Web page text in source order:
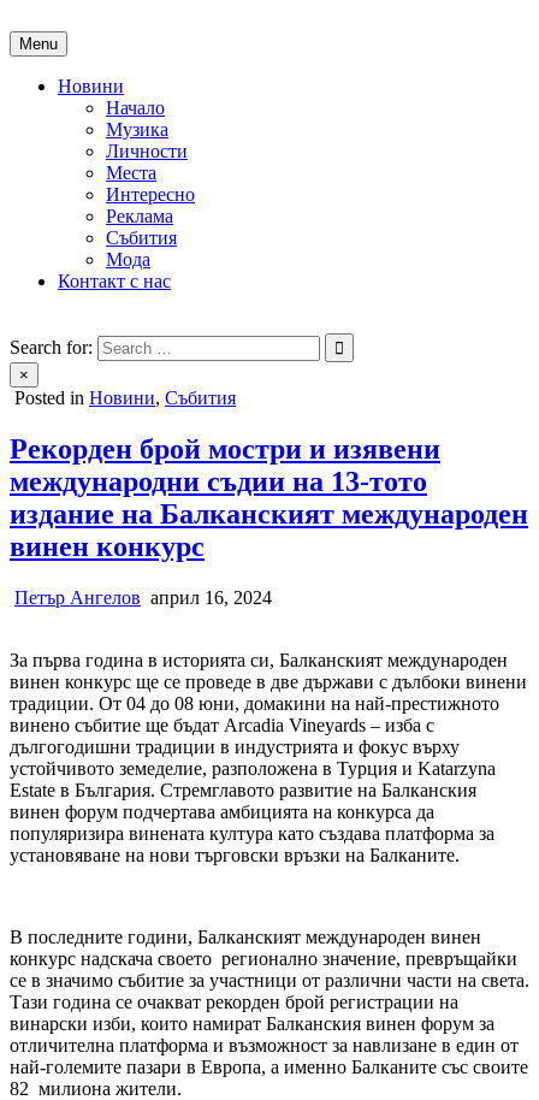
to
content
Menu
Новини
Начало
Музика
Личности
Места
Интересно
Реклама
Събития
Мода
Контакт с нас
People of Bulgaria
За хората на България
Search for:
×
Posted in Новини, Събития
Рекорден брой мостри и изявени
международни съдии на 13-тото
издание на Балканският международен
винен конкурс
Петър Ангелов април 16, 2024
За първа година в историята си, Балканският международен
винен конкурс ще се проведе в две държави с дълбоки винени
традиции. От 04 до 08 юни, домакини на най-престижното
винено събитие ще бъдат Arcadia Vineyards – изба с
дългогодишни традиции в индустрията и фокус върху
устойчивото земеделие, разположена в Турция и Katarzyna
Estate в България. Стремглавото развитие на Балканския
винен форум подчертава амбицията на конкурса да
популяризира винената култура като създава платформа за
установяване на нови търговски връзки на Балканите.
В последните години, Балканският международен винен
конкурс надскача своето регионално значение, превръщайки
се в значимо събитие за участници от различни части на света.
Тази година се очакват рекорден брой регистрации на
винарски изби, които намират Балканския винен форум за
отличителна платформа и възможност за навлизане в един от
най-големите пазари в Европа, а именно Балканите със своите
82 милиона жители.